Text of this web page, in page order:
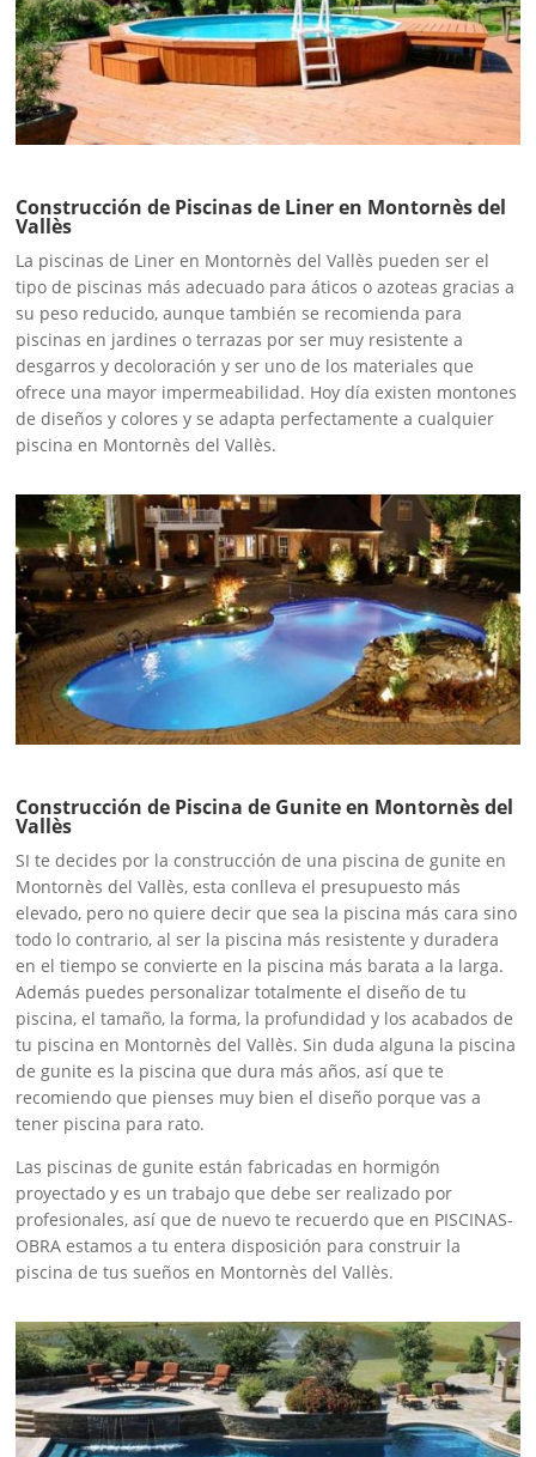
Construcción de Piscinas de Liner en Montornès del
Vallès
La piscinas de Liner en Montornès del Vallès pueden ser el
tipo de piscinas más adecuado para áticos o azoteas gracias a
su peso reducido, aunque también se recomienda para
piscinas en jardines o terrazas por ser muy resistente a
desgarros y decoloración y ser uno de los materiales que
ofrece una mayor impermeabilidad. Hoy día existen montones
de diseños y colores y se adapta perfectamente a cualquier
piscina en Montornès del Vallès.
Construcción de Piscina de Gunite en Montornès del
Vallès
SI te decides por la construcción de una piscina de gunite en
Montornès del Vallès, esta conlleva el presupuesto más
elevado, pero no quiere decir que sea la piscina más cara sino
todo lo contrario, al ser la piscina más resistente y duradera
en el tiempo se convierte en la piscina más barata a la larga.
Además puedes personalizar totalmente el diseño de tu
piscina, el tamaño, la forma, la profundidad y los acabados de
tu piscina en Montornès del Vallès. Sin duda alguna la piscina
de gunite es la piscina que dura más años, así que te
recomiendo que pienses muy bien el diseño porque vas a
tener piscina para rato.
Las piscinas de gunite están fabricadas en hormigón
proyectado y es un trabajo que debe ser realizado por
profesionales, así que de nuevo te recuerdo que en PISCINAS-
OBRA estamos a tu entera disposición para construir la
piscina de tus sueños en Montornès del Vallès.